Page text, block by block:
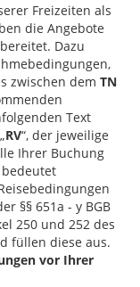
Freizeiten als
die Angebote
Dazu
zwischen dem TN
Text
RV“, der jeweilige
Ihrer Buchung
bedeutet
§§ 651a - y BGB
250 und 252 des
füllen diese aus.
vor Ihrer